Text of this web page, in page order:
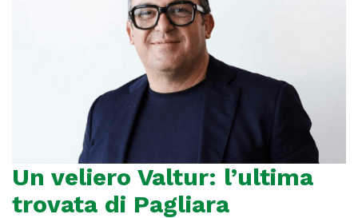
Un veliero Valtur: l’ultima
trovata di Pagliara